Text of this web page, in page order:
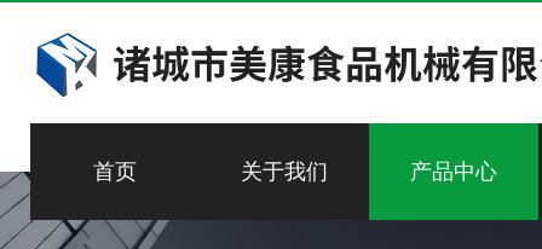
首页 关于我们 产品中心